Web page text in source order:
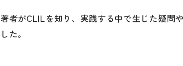
ロシア語辞典
言語学
著者がCLILを知り、実践する中で生じた疑問
した。